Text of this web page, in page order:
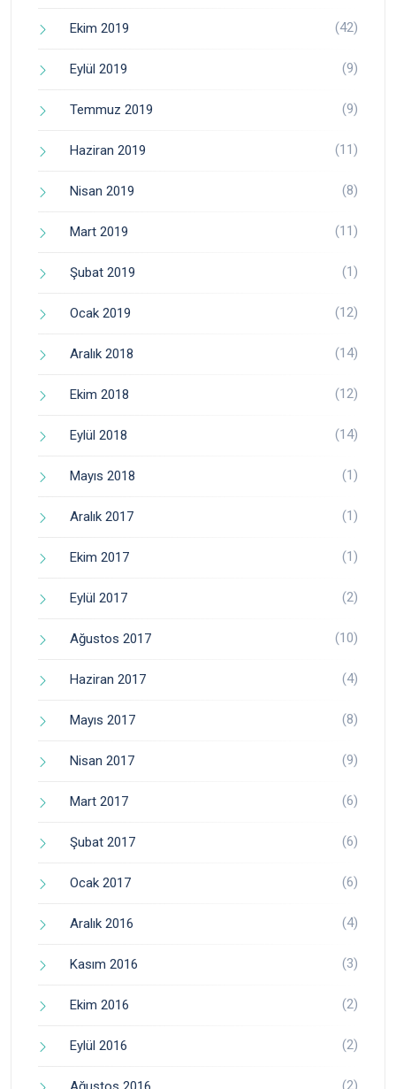
Ekim 2019 (42)
Eylül 2019 (9)
Temmuz 2019 (9)
Haziran 2019 (11)
Nisan 2019 (8)
Mart 2019 (11)
Şubat 2019 (1)
Ocak 2019 (12)
Aralık 2018 (14)
Ekim 2018 (12)
Eylül 2018 (14)
Mayıs 2018 (1)
Aralık 2017 (1)
Ekim 2017 (1)
Eylül 2017 (2)
Ağustos 2017 (10)
Haziran 2017 (4)
Mayıs 2017 (8)
Nisan 2017 (9)
Mart 2017 (6)
Şubat 2017 (6)
Ocak 2017 (6)
Aralık 2016 (4)
Kasım 2016 (3)
Ekim 2016 (2)
Eylül 2016 (2)
(2)